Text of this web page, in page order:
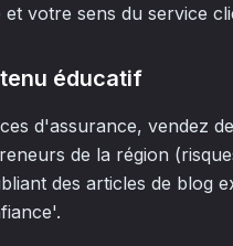
votre sens du service
éducatif
d'assurance, vendez
de la région
des articles de blog